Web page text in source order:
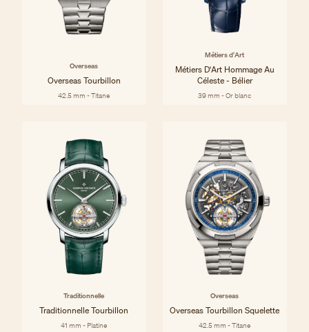
Overseas
Overseas Tourbillon
42.5 mm - Titane
Métiers d'Art
Métiers D'Art Hommage Au
Céleste - Bélier
39 mm - Or blanc
Traditionnelle
Traditionnelle Tourbillon
41 mm - Platine
Overseas
Overseas Tourbillon Squelette
42.5 mm - Titane